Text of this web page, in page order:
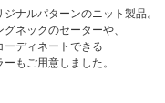
ナルパターンのニット製品。
ネックのセーターや、
ディネートできる
もご用意しました。